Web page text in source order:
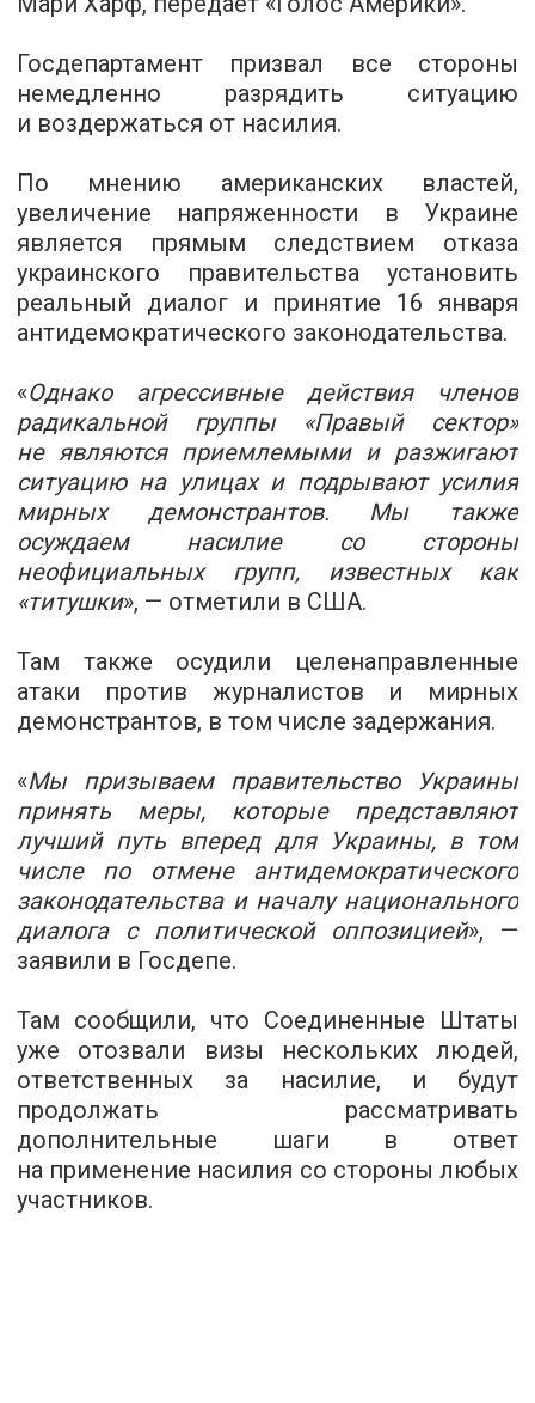
Госдепартамент призвал все стороны
немедленно разрядить ситуацию
и воздержаться от насилия.
По мнению американских властей,
увеличение напряженности в Украине
является прямым следствием отказа
украинского правительства установить
реальный диалог и принятие 16 января
антидемократического законодательства.
«Однако агрессивные действия членов
радикальной группы «Правый сектор»
не являются приемлемыми и разжигают
ситуацию на улицах и подрывают усилия
мирных демонстрантов. Мы также
осуждаем насилие со стороны
неофициальных групп, известных как
«титушки», — отметили в США.
Там также осудили целенаправленные
атаки против журналистов и мирных
демонстрантов, в том числе задержания.
«Мы призываем правительство Украины
принять меры, которые представляют
лучший путь вперед для Украины, в том
числе по отмене антидемократического
законодательства и началу национального
диалога с политической оппозицией», —
заявили в Госдепе.
Там сообщили, что Соединенные Штаты
уже отозвали визы нескольких людей,
ответственных за насилие, и будут
продолжать рассматривать
дополнительные шаги в ответ
на применение насилия со стороны любых
участников.